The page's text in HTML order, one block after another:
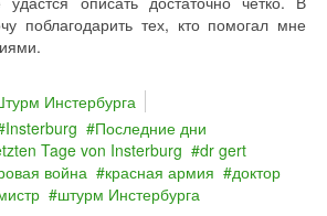
поблагодарить тех, кто помогал мне
Инстербурга
Insterburg
Последние дни
Tage von Insterburg
dr gert
война красная армия
доктор
штурм Инстербурга